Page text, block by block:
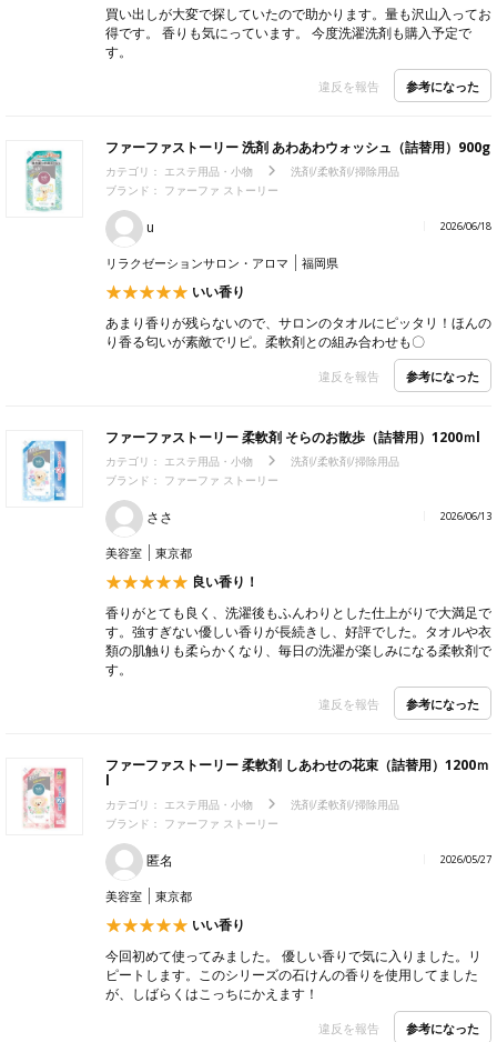
買い出しが大変で探していたので助かります。量も沢山入ってお
得です。 香りも気にっています。 今度洗濯洗剤も購入予定で
す。
違反を報告 参考になった
ファーファストーリー 洗剤 あわあわウォッシュ（詰替用）900g
カテゴリ： エステ用品・小物
洗剤/柔軟剤/掃除用品
ブランド： ファーファ ストーリー
u 2026/06/18
リラクゼーションサロン・アロマ 福岡県
いい香り
あまり香りが残らないので、サロンのタオルにピッタリ！ほんの
り香る匂いが素敵でリピ。柔軟剤との組み合わせも〇
違反を報告 参考になった
ファーファストーリー 柔軟剤 そらのお散歩（詰替用）1200ｍl
カテゴリ： エステ用品・小物
洗剤/柔軟剤/掃除用品
ブランド： ファーファ ストーリー
ささ 2026/06/13
美容室 東京都
良い香り！
香りがとても良く、洗濯後もふんわりとした仕上がりで大満足で
す。強すぎない優しい香りが長続きし、好評でした。タオルや衣
類の肌触りも柔らかくなり、毎日の洗濯が楽しみになる柔軟剤で
す。
違反を報告 参考になった
ファーファストーリー 柔軟剤 しあわせの花束（詰替用）1200ｍ
l
カテゴリ： エステ用品・小物
洗剤/柔軟剤/掃除用品
ブランド： ファーファ ストーリー
匿名 2026/05/27
美容室 東京都
いい香り
今回初めて使ってみました。 優しい香りで気に入りました。リ
ピートします。このシリーズの石けんの香りを使用してました
が、しばらくはこっちにかえます！
違反を報告 参考になった